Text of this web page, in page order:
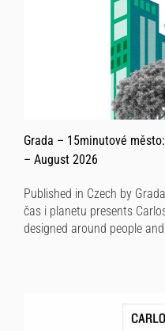
Grada – 15minutové
– August 2026
Published in Czech by
čas i planetu presents
designed around people